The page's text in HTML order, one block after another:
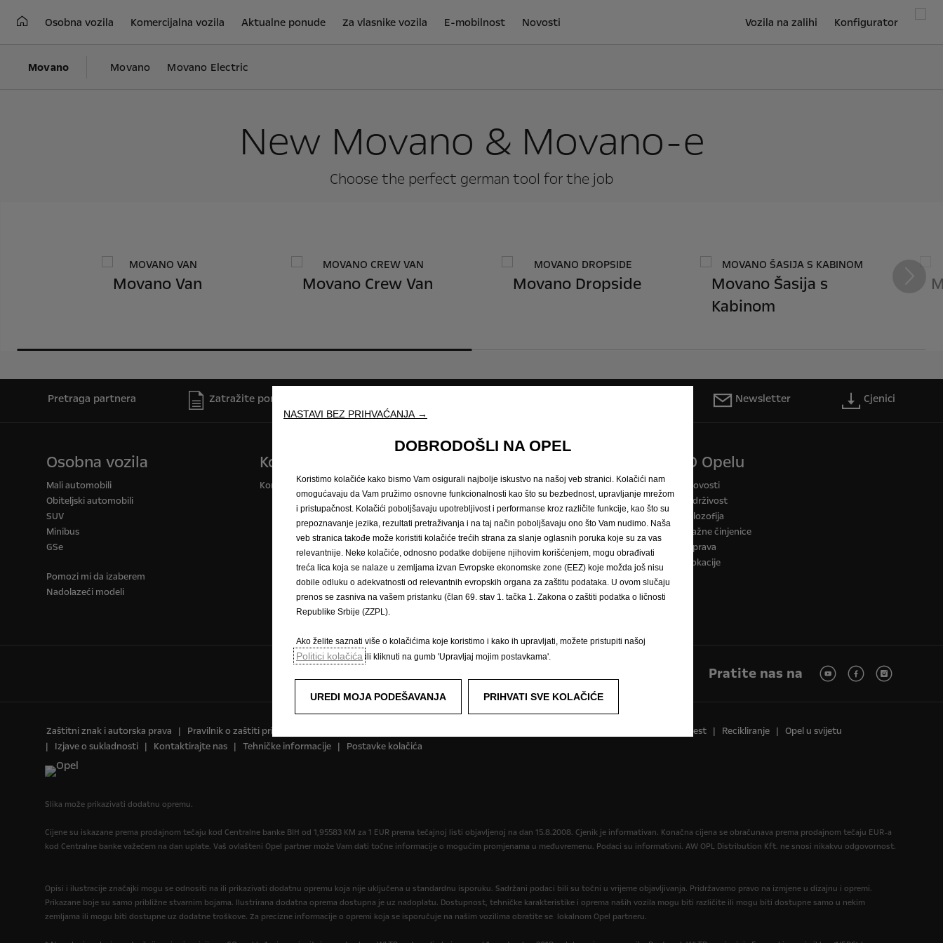
Vozila na zalihi Konfigurator
Osobna vozila Komercijalna vozila Aktualne ponude Za vlasnike vozila E-mobilnost Novosti
Movano Movano Movano Electric
New Movano & Movano-e
Choose the perfect german tool for the job
Movano Van Movano Crew Van Movano Dropside
Movano Šasija s
Kabinom
Pretraga partnera Zatražite ponudu Newsletter Cjenici
Osobna vozila
Mali automobili
Obiteljski automobili
SUV
Minibus
GSe
Pomozi mi da izaberem
Nadolazeći modeli
Komercijalna vozila
Komercijalna vozila i više
Podaci o potrošnji goriva i emisijama CO2
Opel sustavi za informiranje i zabavu
Konceptni automobili
Tehnološki videozapisi
Opel lifestyle shop
E-mobilnost
Opel Classic
Opel post
O Opelu
Novosti
Održivost
Filozofija
Važne činjenice
Uprava
Lokacije
Pratite nas na
Zaštitni znak i autorska prava Pravilnik o zaštiti privatnosti Pravna obavijest Recikliranje
Opel u svijetu
Izjave o sukladnosti
Kontaktirajte nas Tehničke informacije Postavke kolačića
Slika može prikazivati dodatnu opremu.
Cijene su iskazane prema prodajnom tečaju kod Centralne banke BIH od 1,95583 KM za 1 EUR prema tečajnoj listi objavljenoj na dan 15.8.2008. Cjenik je informativan. Konačna cijena se obračunava prema prodajnom tečaju EUR-a
kod Centralne banke važećem na dan uplate. Vaš ovlašteni Opel partner može Vam dati točne informacije o mogućim promjenama u međuvremenu. Podaci su informativni. AW OPL Distribution Kft. ne snosi nikakvu odgovornost.
Opisi i ilustracije značajki mogu se odnositi na ili prikazivati dodatnu opremu koja nije uključena u standardnu isporuku. Sadržani podaci bili su točni u vrijeme objavljivanja. Pridržavamo pravo na izmjene u dizajnu i opremi.
Prikazane boje su samo približne stvarnim bojama. Ilustrirana dodatna oprema dostupna je uz nadoplatu. Dostupnost, tehničke karakteristike i oprema naših vozila mogu biti različite ili mogu biti dostupne samo u nekim
zemljama ili mogu biti dostupne uz dodatne troškove. Za precizne informacije o opremi koja se isporučuje na našim vozilima obratite se lokalnom Opel partneru.
NASTAVI BEZ PRIHVAĆANJA →
DOBRODOŠLI NA OPEL
Koristimo kolačiće kako bismo Vam osigurali najbolje iskustvo na našoj veb stranici. Kolačići nam
omogućavaju da Vam pružimo osnovne funkcionalnosti kao što su bezbednost, upravljanje mrežom
i pristupačnost. Kolačići poboljšavaju upotrebljivost i performanse kroz različite funkcije, kao što su
prepoznavanje jezika, rezultati pretraživanja i na taj način poboljšavaju ono što Vam nudimo. Naša
veb stranica takođe može koristiti kolačiće trećih strana za slanje oglasnih poruka koje su za vas
relevantnije. Neke kolačiće, odnosno podatke dobijene njihovim korišćenjem, mogu obrađivati
treća lica koja se nalaze u zemljama izvan Evropske ekonomske zone (EEZ) koje možda još nisu
dobile odluku o adekvatnosti od relevantnih evropskih organa za zaštitu podataka. U ovom slučaju
prenos se zasniva na vašem pristanku (član 69. stav 1. tačka 1. Zakona o zaštiti podatka o ličnosti
Republike Srbije (ZZPL).
Ako želite saznati više o kolačićima koje koristimo i kako ih upravljati, možete pristupiti našoj
Politici kolačića ili kliknuti na gumb 'Upravljaj mojim postavkama'.
UREDI MOJA PODEŠAVANJA PRIHVATI SVE KOLAČIĆE